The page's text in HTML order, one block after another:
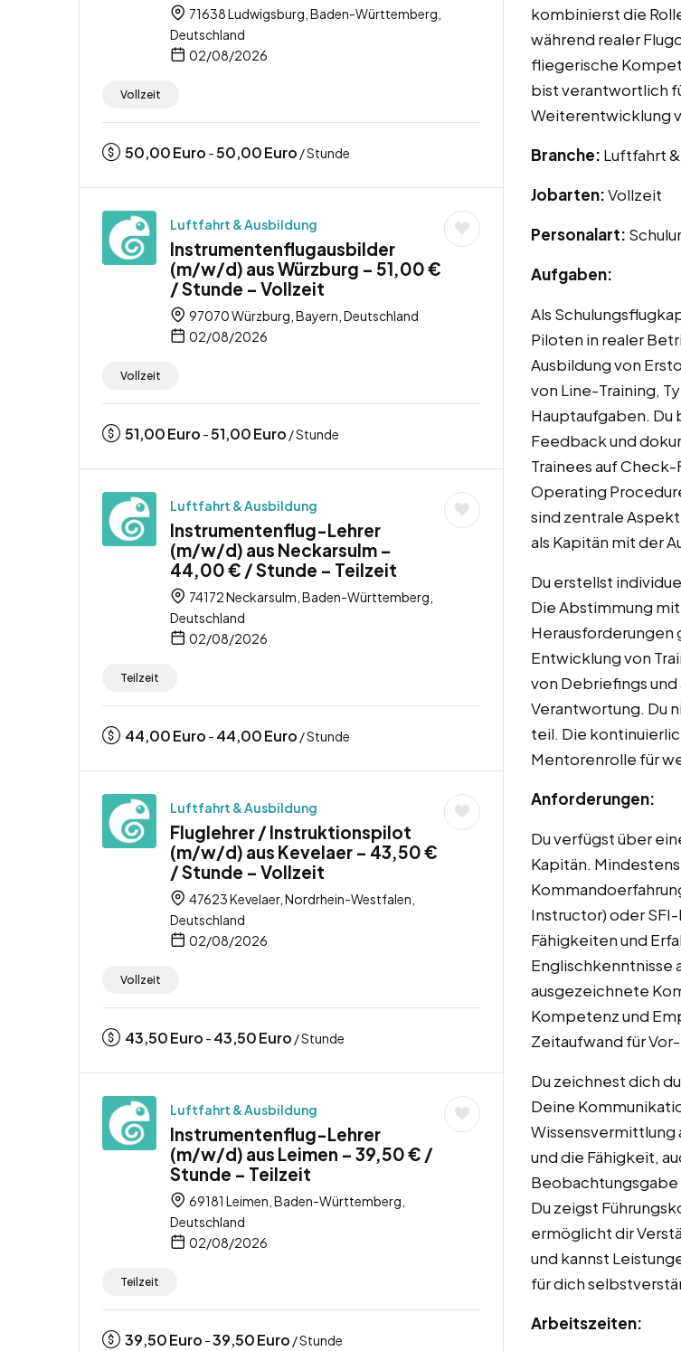
71638 Ludwigsburg, Baden-Württemberg,
Deutschland
02/08/2026
Vollzeit
50,00Euro -50,00Euro / Stunde
Luftfahrt & Ausbildung
Instrumentenflugausbilder
(m/w/d) aus Würzburg – 51,00 €
/ Stunde – Vollzeit
97070 Würzburg, Bayern, Deutschland
02/08/2026
Vollzeit
51,00Euro -51,00Euro / Stunde
Luftfahrt & Ausbildung
Instrumentenflug-Lehrer
(m/w/d) aus Neckarsulm –
44,00 € / Stunde – Teilzeit
74172 Neckarsulm, Baden-Württemberg,
Deutschland
02/08/2026
Teilzeit
44,00Euro - 44,00Euro / Stunde
Luftfahrt & Ausbildung
Fluglehrer / Instruktionspilot
(m/w/d) aus Kevelaer – 43,50 €
/ Stunde – Vollzeit
47623 Kevelaer, Nordrhein-Westfalen,
Deutschland
02/08/2026
Vollzeit
43,50Euro - 43,50Euro / Stunde
Luftfahrt & Ausbildung
Instrumentenflug-Lehrer
(m/w/d) aus Leimen – 39,50 € /
Stunde – Teilzeit
69181 Leimen, Baden-Württemberg,
Deutschland
02/08/2026
Teilzeit
39,50Euro -39,50Euro / Stunde
kombinierst die
während realer
fliegerische
bist verantwortlich
Weiterentwicklung
Branche: Luftfahrt
Jobarten:Vollzeit
Personalart:
Aufgaben:
Als
Piloten in realer
Ausbildung von
von Line-Training,
Hauptaufgaben.
Feedback und
Trainees auf
Operating
sind zentrale
als Kapitän mit der
Du erstellst
Die Abstimmung
Herausforderungen
Entwicklung von
von Debriefings
Verantwortung. Du
teil. Die
Mentorenrolle für
Anforderungen:
Du verfügst über
Kapitän.
Instructor) oder
Fähigkeiten und
Englischkenntnisse
ausgezeichnete
Kompetenz und
Zeitaufwand für
Du zeichnest dich
Deine
Wissensvermittlung
und die Fähigkeit,
Beobachtungsgabe
Du zeigst
ermöglicht dir
und kannst
für dich
Arbeitszeiten: